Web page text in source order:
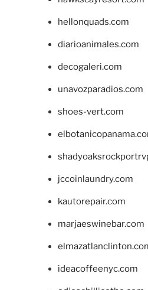
hellonquads.com
diarioanimales.com
decogaleri.com
unavozparadios.com
shoes-vert.com
jccoinlaundry.com
kautorepair.com
marjaeswinebar.com
ideacoffeenyc.com